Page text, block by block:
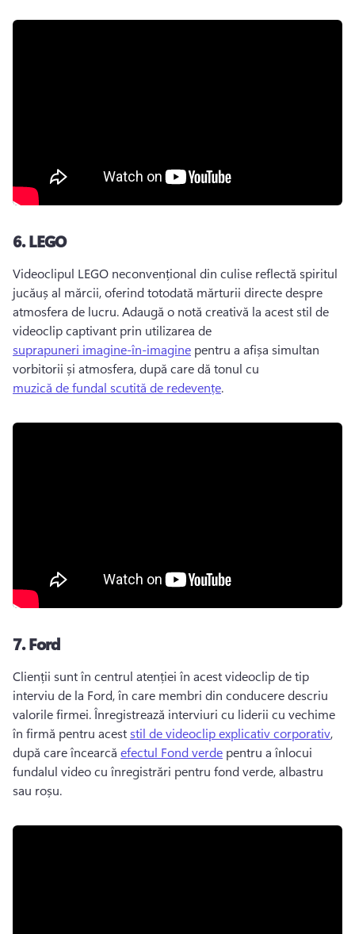
6.LEGO
Videoclipul LEGO neconvențional din culise reflectă spiritul
jucăuș al mărcii, oferind totodată mărturii directe despre
atmosfera de lucru. Adaugă o notă creativă la acest stil de
videoclip captivant prin utilizarea de
suprapuneri imagine-în-imagine pentru a afișa simultan
vorbitorii și atmosfera, după care dă tonul cu
muzică de fundal scutită de redevențe.
7.Ford
Clienții sunt în centrul atenției în acest videoclip de tip
interviu de la Ford, în care membri din conducere descriu
valorile firmei. Înregistrează interviuri cu liderii cu vechime
în firmă pentru acest stil de videoclip explicativ corporativ,
după care încearcă efectul Fond verde pentru a înlocui
fundalul video cu înregistrări pentru fond verde, albastru
sau roșu.